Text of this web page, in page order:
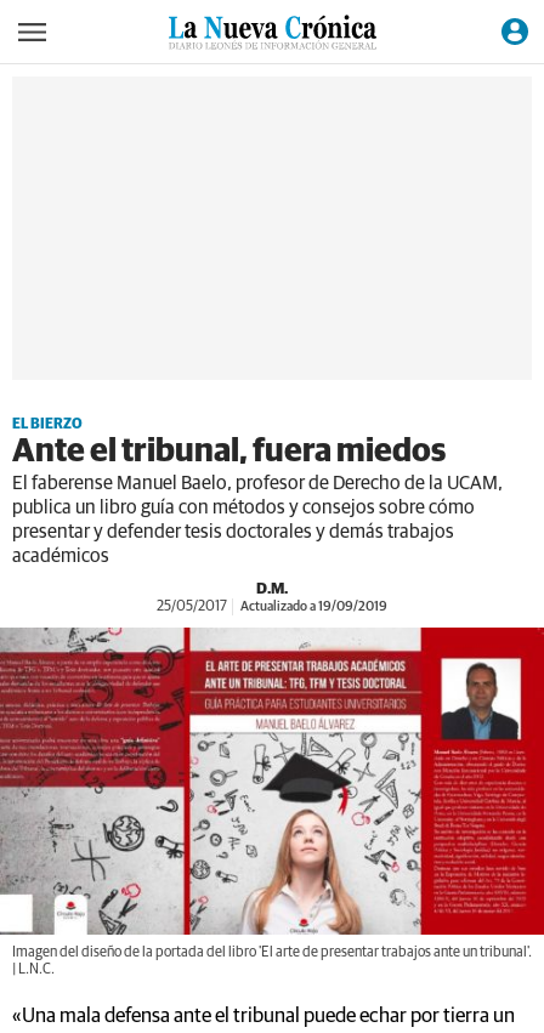
EL BIERZO
Ante el tribunal, fuera miedos
El faberense Manuel Baelo, profesor de Derecho de la UCAM,
publica un libro guía con métodos y consejos sobre cómo
presentar y defender tesis doctorales y demás trabajos
académicos
D.M.
25/05/2017 Actualizado a 19/09/2019
Imagen del diseño de la portada del libro 'El arte de presentar trabajos ante un tribunal'.
| L.N.C.
«Una mala defensa ante el tribunal puede echar por tierra un